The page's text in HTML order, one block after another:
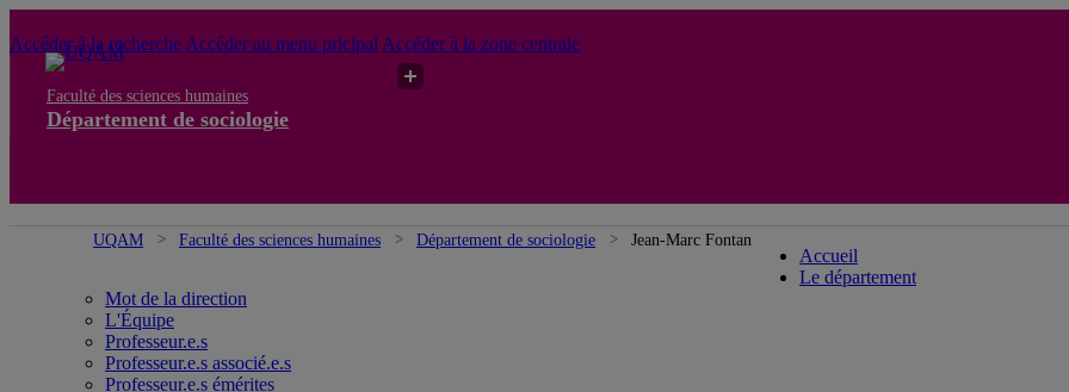
Accéder à la recherche Accéder au menu pricipal Accéder à la zone centrale
Faculté des sciences humaines
Département de sociologie
UQAM Faculté des sciences humaines Département de sociologie Jean-Marc Fontan
Accueil
Le département
Mot de la direction
L'Équipe
Professeur.e.s
Professeur.e.s associé.e.s
Professeur.e.s émérites